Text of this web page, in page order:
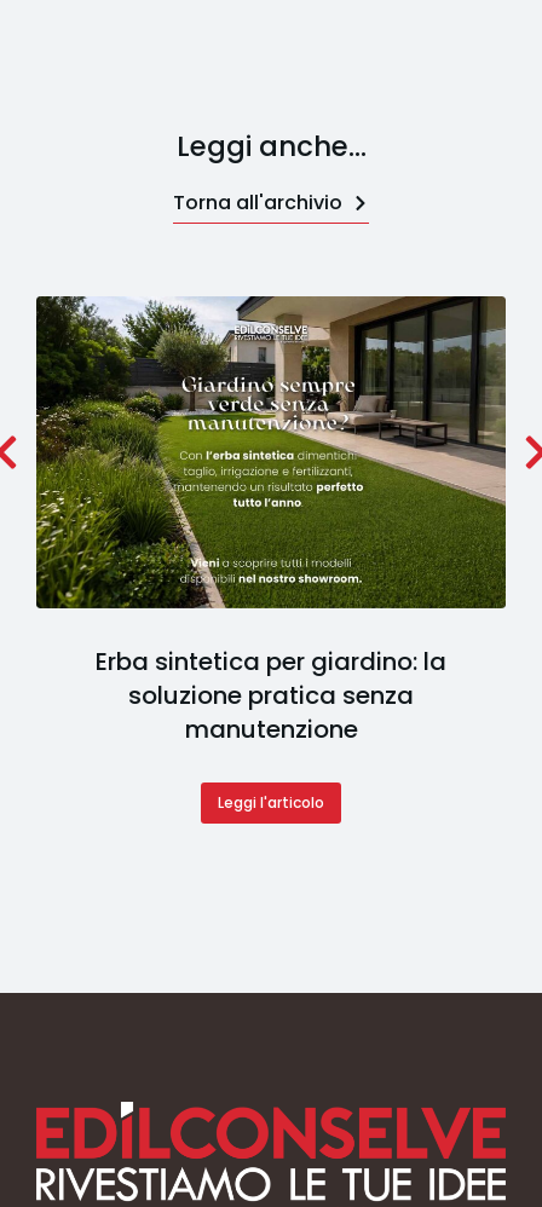
Leggi anche...
Torna all'archivio
Erba sintetica per giardino: la
soluzione pratica senza
manutenzione
Leggi l'articolo